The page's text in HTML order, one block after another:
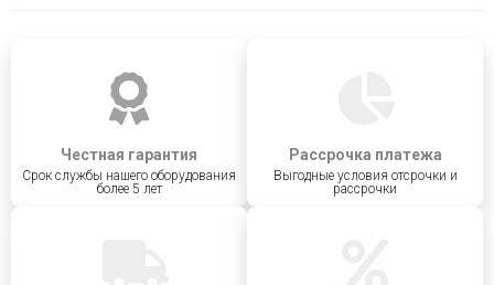
Честная гарантия
Срок службы нашего оборудования
более 5 лет
Рассрочка платежа
Выгодные условия отсрочки и
рассрочки